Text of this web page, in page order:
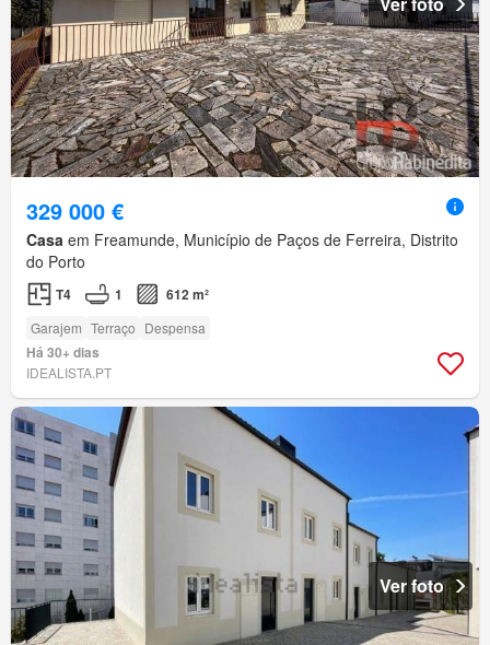
329 000 €
Casa em Freamunde, Município de Paços de Ferreira, Distrito
do Porto
T4 1 612 m²
Garajem Terraço Despensa
Há 30+ dias
IDEALISTA.PT
Ver foto